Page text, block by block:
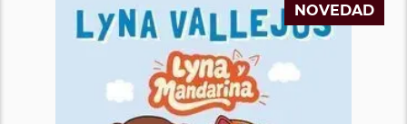
NOVEDAD